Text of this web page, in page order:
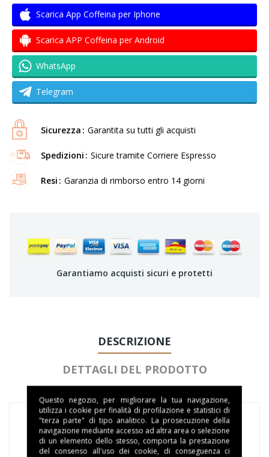
Scarica App Coffeina per Iphone
Scarica APP Coffeina per Android
WhatsApp
Telegram
Sicurezza Garantita su tutti gli acquisti
Spedizioni Sicure tramite Corriere Espresso
Resi Garanzia di rimborso entro 14 giorni
Garantiamo acquisti sicuri e protetti
DESCRIZIONE
DETTAGLI DEL PRODOTTO
16 Capsule YMALA ORZO compatibili Dolce Gusto
Questo negozio, per migliorare la tua navigazione,
utilizza i cookie per finalità di profilazione e statistici di
"terza parte" di tipo analitico. La prosecuzione della
navigazione mediante accesso ad altra area o selezione
di un elemento dello stesso, comporta la prestazione
del consenso all'uso dei cookie, di conseguenza ci